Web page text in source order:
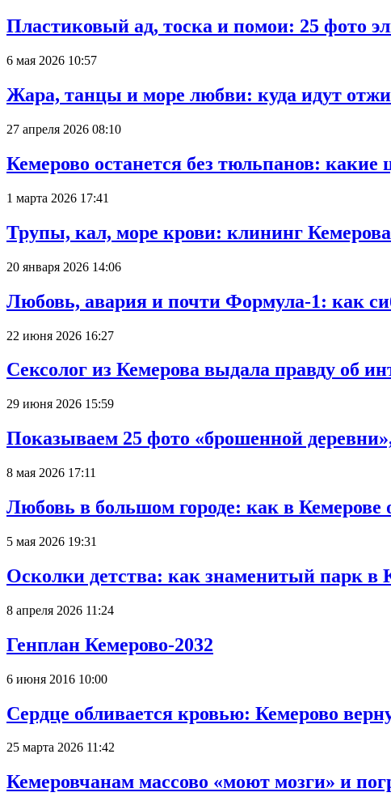
Пластиковый ад, тоска и помои: 25 фото
6 мая 2026 10:57
Жара, танцы и море любви: куда идут
27 апреля 2026 08:10
Кемерово останется без тюльпанов: какие
1 марта 2026 17:41
Трупы, кал, море крови: клининг
20 января 2026 14:06
Любовь, авария и почти Формула-1: как
22 июня 2026 16:27
Сексолог из Кемерова выдала правду об
29 июня 2026 15:59
Показываем 25 фото «брошенной
8 мая 2026 17:11
Любовь в большом городе: как в Кемерове
5 мая 2026 19:31
Осколки детства: как знаменитый парк в
8 апреля 2026 11:24
Генплан Кемерово-2032
6 июня 2016 10:00
Сердце обливается кровью: Кемерово
25 марта 2026 11:42
Кемеровчанам массово «моют мозги» и